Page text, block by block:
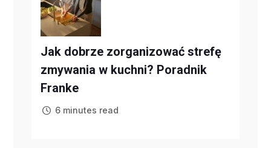
Jak dobrze zorganizować strefę
zmywania w kuchni? Poradnik
Franke
6 minutes read